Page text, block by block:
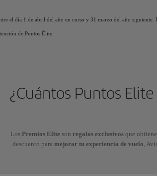
el día 1 de abril del año en curso y 31 marzo del año
de Puntos Élite.
¿Cuántos Puntos
Los Premios Elite son regalos exclusivos que
descuento para mejorar tu experiencia de vuelo,